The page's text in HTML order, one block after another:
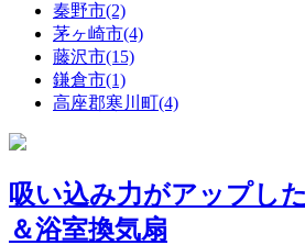
秦野市(2)
茅ヶ崎市(4)
藤沢市(15)
鎌倉市(1)
高座郡寒川町(4)
吸い込み力がアップし
＆浴室換気扇